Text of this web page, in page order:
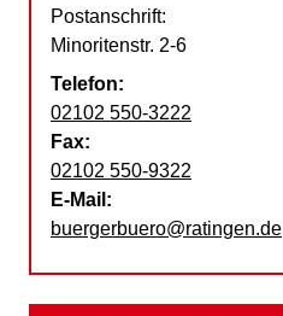
Postanschrift:
Minoritenstr. 2-6
Telefon:
02102 550-3222
Fax:
02102 550-9322
E-Mail:
buergerbuero@ratingen.de